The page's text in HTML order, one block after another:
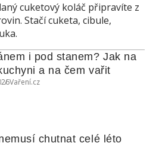
cuketový koláč připravíte z
Stačí cuketa, cibule,
i pod stanem? Jak na
a na čem vařit
Vaření.cz
chutnat celé léto